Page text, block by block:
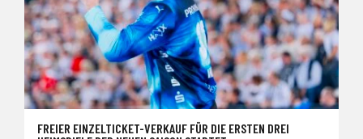
FREIER EINZELTICKET-VERKAUF FÜR DIE ERSTEN DREI